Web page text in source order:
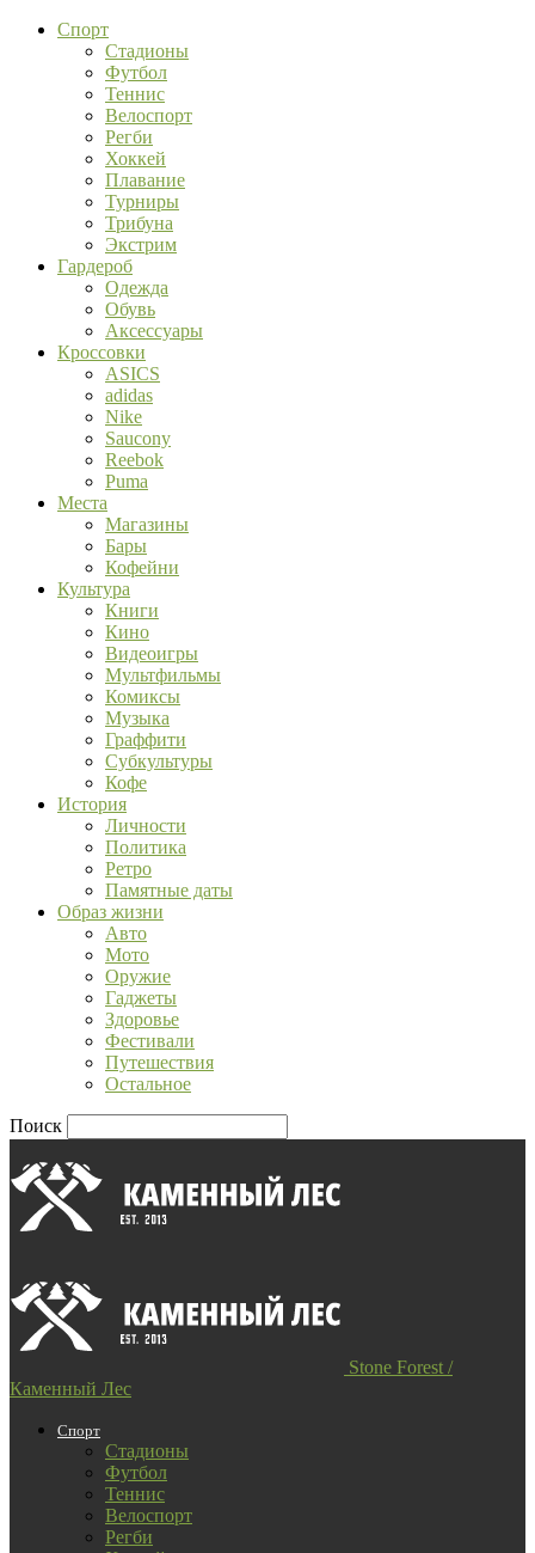
Спорт
Стадионы
Футбол
Теннис
Велоспорт
Регби
Хоккей
Плавание
Турниры
Трибуна
Экстрим
Гардероб
Одежда
Обувь
Аксессуары
Кроссовки
ASICS
adidas
Nike
Saucony
Reebok
Puma
Места
Магазины
Бары
Кофейни
Культура
Книги
Кино
Видеоигры
Мультфильмы
Комиксы
Музыка
Граффити
Субкультуры
Кофе
История
Личности
Политика
Ретро
Памятные даты
Образ жизни
Авто
Мото
Оружие
Гаджеты
Здоровье
Фестивали
Путешествия
Остальное
Поиск
Stone Forest /
Каменный Лес
Спорт
Стадионы
Футбол
Теннис
Велоспорт
Регби